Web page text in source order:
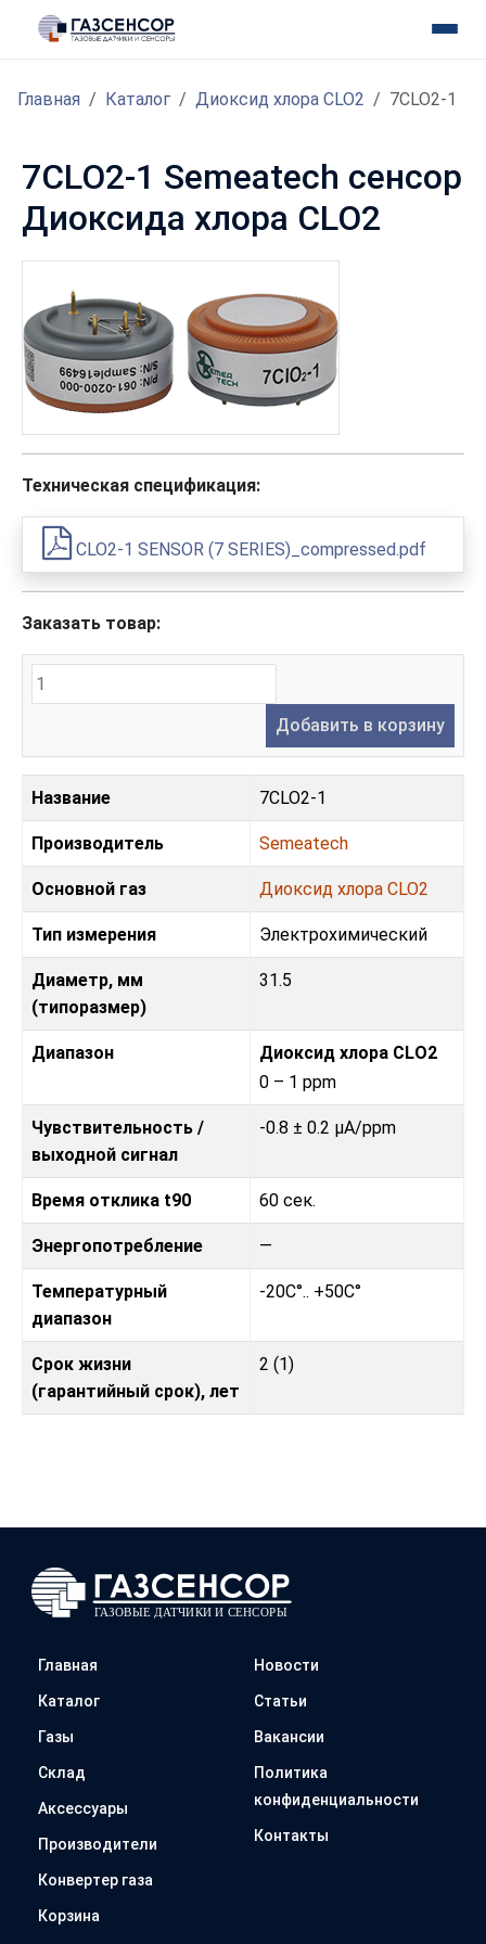
Главная Каталог Диоксид хлора CLO2 7CLO2-1
7CLO2-1 Semeatech сенсор
Диоксида хлора CLO2
Техническая спецификация:
CLO2-1 SENSOR (7 SERIES)_compressed.pdf
Заказать товар:
Добавить в корзину
Название 7CLO2-1
Производитель Semeatech
Основной газ Диоксид хлора CLO2
Тип измерения Электрохимический
Диаметр, мм
(типоразмер)
31.5
Диапазон
Диоксид хлора CLO2
0 – 1 ppm
Чувствительность /
выходной сигнал
-0.8 ± 0.2 μA/ppm
Время отклика t90 60 сек.
Энергопотребление —
Температурный
диапазон
-20C°.. +50C°
Срок жизни
(гарантийный срок), лет
2 (1)
Главная
Каталог
Газы
Склад
Аксессуары
Производители
Конвертер газа
Корзина
Новости
Статьи
Вакансии
Политика
конфиденциальности
Контакты